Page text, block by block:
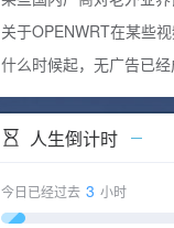
人生倒计时
今日已经过去 3 小时